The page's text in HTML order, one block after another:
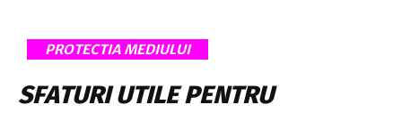
PROTECTIA MEDIULUI
SFATURI UTILE PENTRU